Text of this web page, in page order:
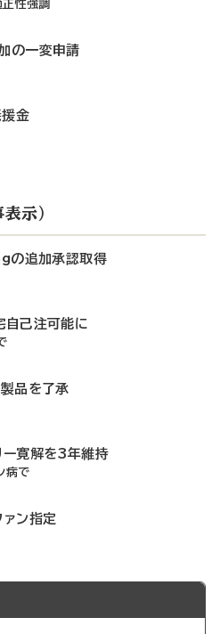
正性強調
の一変申請
援金
示）
の追加承認取得
自己注可能に
製品を了承
ー寛解を3年維持
病で
ン指定